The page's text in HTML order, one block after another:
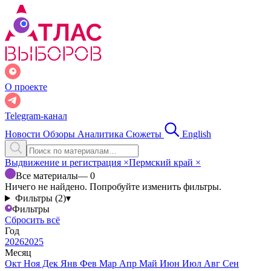
О проекте
Telegram-канал
Новости Обзоры Аналитика Сюжеты English
Выдвижение и регистрация ×Пермский край ×
Все материалы— 0
Ничего не найдено. Попробуйте изменить фильтры.
Фильтры (2)▾
Фильтры
Сбросить всё
Год
20262025
Месяц
Окт Ноя Дек Янв Фев Мар Апр Май Июн Июл Авг Сен